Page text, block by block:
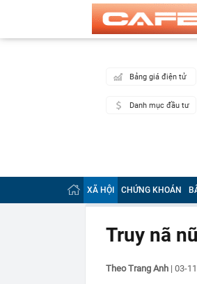
Bảng giá điện tử
Danh mục đầu tư
XÃ HỘI CHỨNG KHOÁN
Truy nã
Theo Trang Anh | 03-